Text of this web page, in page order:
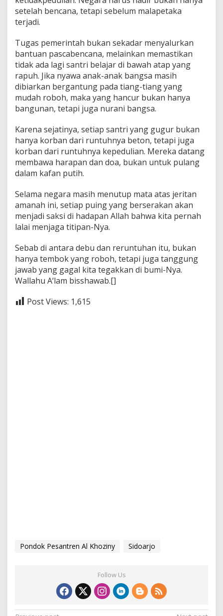
setelah bencana, tetapi sebelum malapetaka
terjadi.
Tugas pemerintah bukan sekadar menyalurkan
bantuan pascabencana, melainkan memastikan
tidak ada lagi santri belajar di bawah atap yang
rapuh. Jika nyawa anak-anak bangsa masih
dibiarkan bergantung pada tiang-tiang yang
mudah roboh, maka yang hancur bukan hanya
bangunan, tetapi juga nurani bangsa.
Karena sejatinya, setiap santri yang gugur bukan
hanya korban dari runtuhnya beton, tetapi juga
korban dari runtuhnya kepedulian. Mereka datang
membawa harapan dan doa, bukan untuk pulang
dalam kafan putih.
Selama negara masih menutup mata atas jeritan
amanah ini, setiap puing yang berserakan akan
menjadi saksi di hadapan Allah bahwa kita pernah
lalai menjaga titipan-Nya.
Sebab di antara debu dan reruntuhan itu, bukan
hanya tembok yang roboh, tetapi juga tanggung
jawab yang gagal kita tegakkan di bumi-Nya.
Wallahu A‘lam bisshawab.[]
Post Views: 1,615
Pondok Pesantren Al Khoziny Sidoarjo
Follow Us